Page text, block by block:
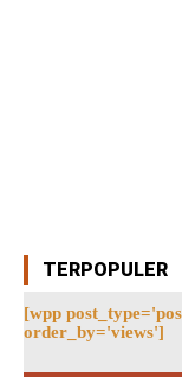
TERPOPULER
[wpp
order_by='views']